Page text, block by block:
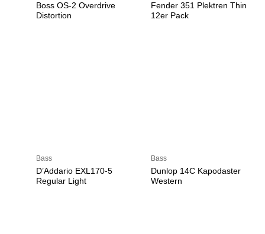
Boss OS-2 Overdrive
Distortion
Fender 351 Plektren Thin
12er Pack
Bass
D’Addario EXL170-5
Regular Light
Bass
Dunlop 14C Kapodaster
Western